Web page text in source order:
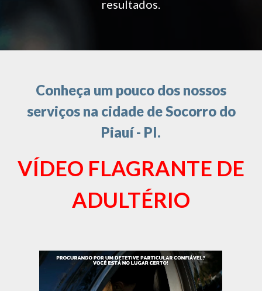
resultados.
Conheça um pouco dos nossos
serviços na cidade de Socorro do
Piauí - PI.
VÍDEO FLAGRANTE DE
ADULTÉRIO